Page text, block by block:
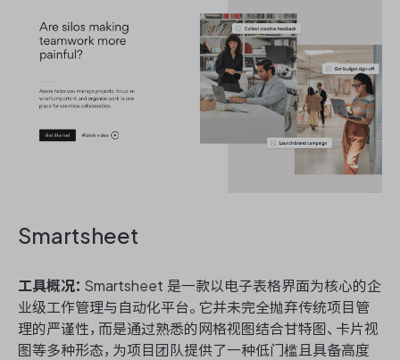
Smartsheet
工具概况： Smartsheet 是一款以电子表格界面为核心的企
业级工作管理与自动化平台。它并未完全抛弃传统项目管
理的严谨性，而是通过熟悉的网格视图结合甘特图、卡片视
图等多种形态，为项目团队提供了一种低门槛且具备高度